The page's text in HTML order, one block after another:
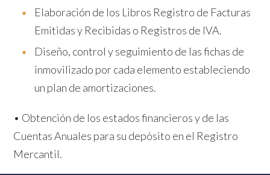
Elaboración de los Libros Registro de Facturas
Emitidas y Recibidas o Registros de IVA.
Diseño, control y seguimiento de las fichas de
inmovilizado por cada elemento estableciendo
un plan de amortizaciones.
• Obtención de los estados financieros y de las
Cuentas Anuales para su depósito en el Registro
Mercantil.